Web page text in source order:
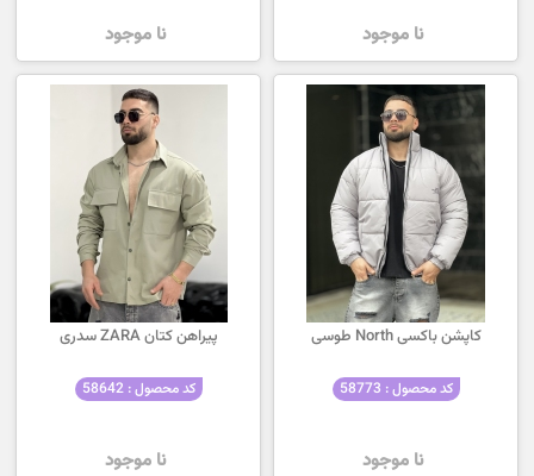
نا موجود نا موجود
کاپشن باکسی North طوسی
کد محصول : 58773
نا موجود
پیراهن کتان ZARA سدری
کد محصول : 58642
نا موجود